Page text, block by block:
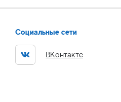
Социальные сети
ВКонтакте